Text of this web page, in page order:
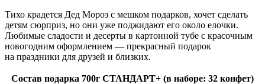
Тихо крадется Дед Мороз с мешком подарков, хочет сделать
детям сюрприз, но они уже поджидают его около елочки.
Любимые сладости и десерты в картонной тубе с красочным
новогодним оформлением — прекрасный подарок
на праздники для друзей и близких.
Состав подарка 700г СТАНДАРТ+ (в наборе: 32 конфет)